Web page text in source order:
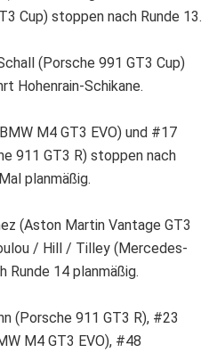
Cup) stoppen nach Runde 13.
(Porsche 991 GT3 Cup)
Hohenrain-Schikane.
M4 GT3 EVO) und #17
911 GT3 R) stoppen nach
planmäßig.
(Aston Martin Vantage GT3
/ Hill / Tilley (Mercedes-
Runde 14 planmäßig.
(Porsche 911 GT3 R), #23
M4 GT3 EVO), #48